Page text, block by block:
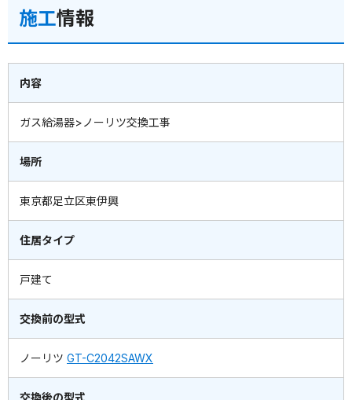
施工情報
内容
ガス給湯器>ノーリツ交換工事
場所
東京都足立区東伊興
住居タイプ
戸建て
交換前の型式
ノーリツ GT-C2042SAWX